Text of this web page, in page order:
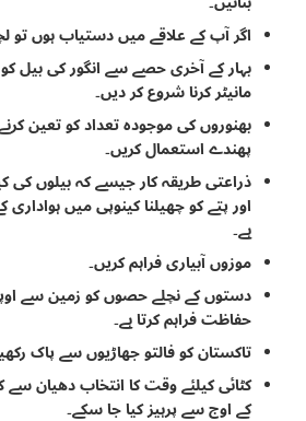
اگر آپ کے علاقے میں دستیاب ہوں تو لچکدار
بہار کے آخری حصے سے انگور کی بیل کو ہفتہ
مانیٹر کرنا شروع کر دیں۔
بھنوروں کی موجودہ تعداد کو تعین کرنے
پھندے استعمال کریں۔
ذراعتی طریقہ کار جیسے کہ بیلوں کی
اور پتے کو چھیلنا کینوپی میں ہواداری کے
موزوں آبیاری فراہم کریں۔
دستوں کے نچلے حصوں کو زمین سے اوپر کرنا
حفاظت فراہم کرتا ہے۔
تاکستان کو فالتو جھاڑیوں سے پاک رکھیں۔
کٹائی کیلئے وقت کا انتخاب دھیان سے کریں
کے اوج سے پرہیز کیا جا سکے۔